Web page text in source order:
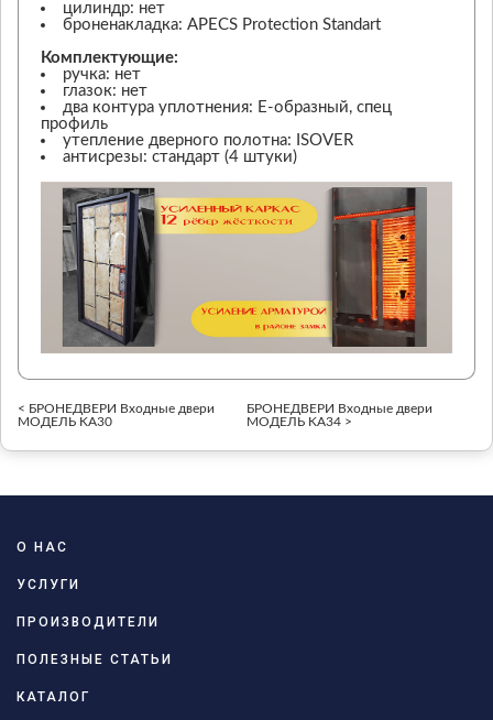
цилиндр: нет
броненакладка: APECS Protection Standart
Комплектующие:
ручка: нет
глазок: нет
два контура уплотнения: Е-образный, спец
профиль
утепление дверного полотна: ISOVER
антисрезы: стандарт (4 штуки)
< БРОНЕДВЕРИ Входные двери
МОДЕЛЬ KA30
БРОНЕДВЕРИ Входные двери
МОДЕЛЬ KA34 >
О НАС
УСЛУГИ
ПРОИЗВОДИТЕЛИ
ПОЛЕЗНЫЕ СТАТЬИ
КАТАЛОГ